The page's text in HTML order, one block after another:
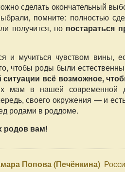
сделать окончательный
помните: полностью
получится, но постараться
и мучиться чувством вины,
чтобы роды были
ситуации всё возможное,
мам в нашей современной
своего окружения — и
родами в роддоме.
родов вам!
Попова (Печёнкина)